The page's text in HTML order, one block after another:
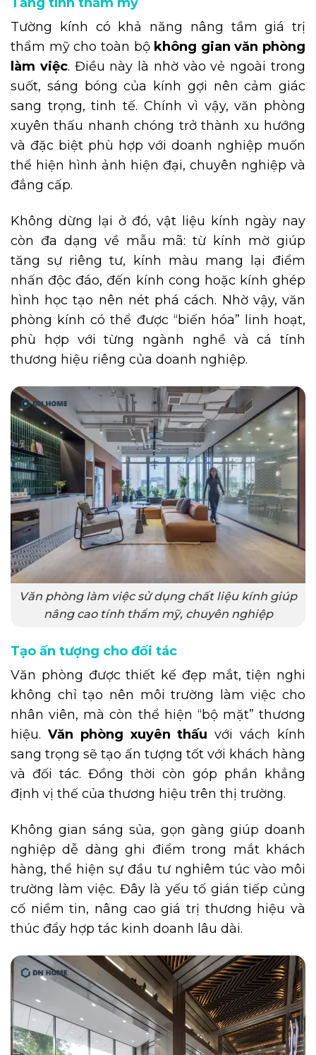
Tường kính có khả năng nâng tầm giá trị
thẩm mỹ cho toàn bộ không gian văn phòng
làm việc. Điều này là nhờ vào vẻ ngoài trong
suốt, sáng bóng của kính gợi nên cảm giác
sang trọng, tinh tế. Chính vì vậy, văn phòng
xuyên thấu nhanh chóng trở thành xu hướng
và đặc biệt phù hợp với doanh nghiệp muốn
thể hiện hình ảnh hiện đại, chuyên nghiệp và
đẳng cấp.
Không dừng lại ở đó, vật liệu kính ngày nay
còn đa dạng về mẫu mã: từ kính mờ giúp
tăng sự riêng tư, kính màu mang lại điểm
nhấn độc đáo, đến kính cong hoặc kính ghép
hình học tạo nên nét phá cách. Nhờ vậy, văn
phòng kính có thể được “biến hóa” linh hoạt,
phù hợp với từng ngành nghề và cá tính
thương hiệu riêng của doanh nghiệp.
Văn phòng làm việc sử dụng chất liệu kính giúp
nâng cao tính thẩm mỹ, chuyên nghiệp
Tạo ấn tượng cho đối tác
Văn phòng được thiết kế đẹp mắt, tiện nghi
không chỉ tạo nên môi trường làm việc cho
nhân viên, mà còn thể hiện “bộ mặt” thương
hiệu. Văn phòng xuyên thấu với vách kính
sang trọng sẽ tạo ấn tượng tốt với khách hàng
và đối tác. Đồng thời còn góp phần khẳng
định vị thế của thương hiệu trên thị trường.
Không gian sáng sủa, gọn gàng giúp doanh
nghiệp dễ dàng ghi điểm trong mắt khách
hàng, thể hiện sự đầu tư nghiêm túc vào môi
trường làm việc. Đây là yếu tố gián tiếp củng
cố niềm tin, nâng cao giá trị thương hiệu và
thúc đẩy hợp tác kinh doanh lâu dài.